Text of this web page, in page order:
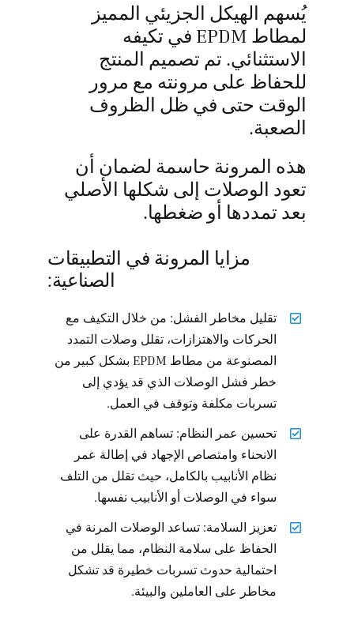
يُسهم الهيكل الجزيئي المميز
لمطاط EPDM في تكيفه
الاستثنائي. تم تصميم المنتج
للحفاظ على مرونته مع مرور
الوقت حتى في ظل الظروف
الصعبة.
هذه المرونة حاسمة لضمان أن
تعود الوصلات إلى شكلها الأصلي
بعد تمددها أو ضغطها.
مزايا المرونة في التطبيقات
الصناعية:
تقليل مخاطر الفشل: من خلال التكيف مع
الحركات والاهتزازات، تقلل وصلات التمدد
المصنوعة من مطاط EPDM بشكل كبير من
خطر فشل الوصلات الذي قد يؤدي إلى
تسربات مكلفة وتوقف في العمل.
تحسين عمر النظام: تساهم القدرة على
الانحناء وامتصاص الإجهاد في إطالة عمر
نظام الأنابيب بالكامل، حيث تقلل من التلف
سواء في الوصلات أو الأنابيب نفسها.
تعزيز السلامة: تساعد الوصلات المرنة في
الحفاظ على سلامة النظام، مما يقلل من
احتمالية حدوث تسربات خطيرة قد تشكل
مخاطر على العاملين والبيئة.